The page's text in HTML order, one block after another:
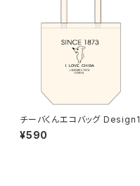
チーバくんエコバッグ Design1
¥590